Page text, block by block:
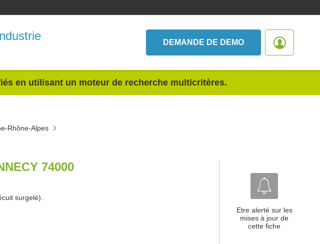
DEMANDE DE DEMO
en utilisant un moteur de recherche multicritères.
Rhône-Alpes
74000
surgelé).
Etre alerté sur les
mises à jour de
cette fiche